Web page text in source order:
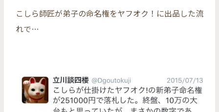
こしら師匠が弟子の命名権をヤフオク！に出品した流
れで…